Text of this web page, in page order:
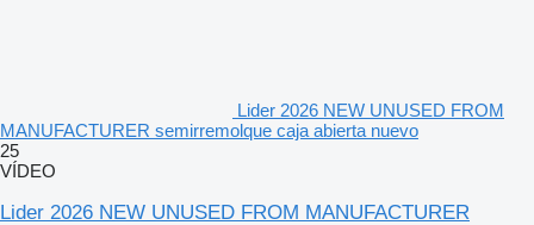
Lider 2026 NEW UNUSED FROM
MANUFACTURER semirremolque caja abierta nuevo
25
VÍDEO
Lider 2026 NEW UNUSED FROM MANUFACTURER